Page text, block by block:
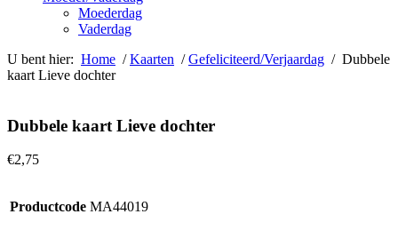
Moederdag
Vaderdag
U bent hier: Home /Kaarten /Gefeliciteerd/Verjaardag / Dubbele
kaart Lieve dochter
Dubbele kaart Lieve dochter
€2,75
Productcode MA44019